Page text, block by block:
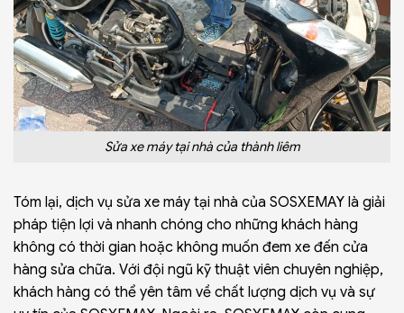
Sửa xe máy tại nhà của thành liêm
Tóm lại, dịch vụ sửa xe máy tại nhà của SOSXEMAY là giải
pháp tiện lợi và nhanh chóng cho những khách hàng
không có thời gian hoặc không muốn đem xe đến cửa
hàng sửa chữa. Với đội ngũ kỹ thuật viên chuyên nghiệp,
khách hàng có thể yên tâm về chất lượng dịch vụ và sự